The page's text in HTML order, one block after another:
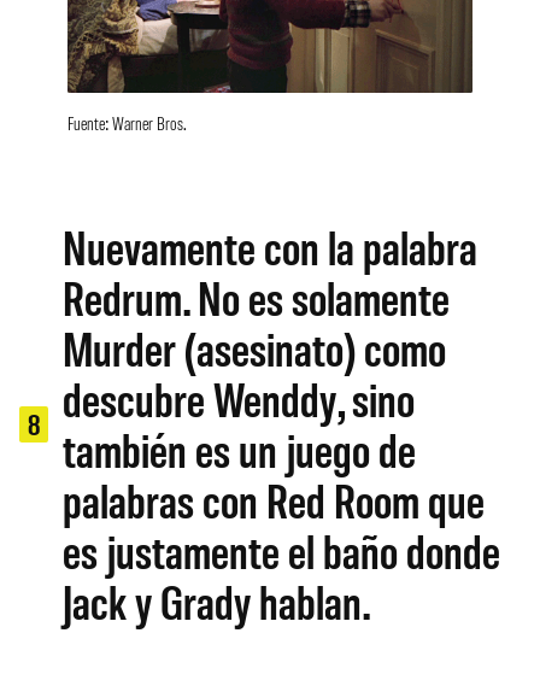
Fuente: Warner Bros.
8
Nuevamente con la palabra
Redrum. No es solamente
Murder (asesinato) como
descubre Wenddy, sino
también es un juego de
palabras con Red Room que
es justamente el baño donde
Jack y Grady hablan.